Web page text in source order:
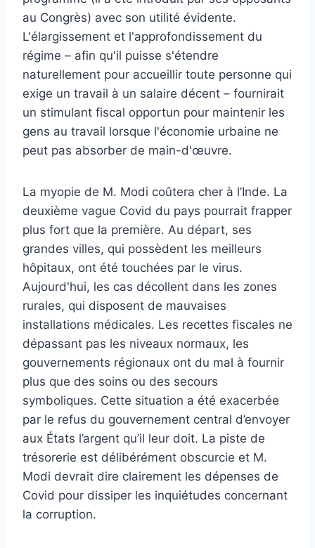
au Congrès) avec son utilité évidente.
L'élargissement et l'approfondissement du
régime – afin qu'il puisse s'étendre
naturellement pour accueillir toute personne qui
exige un travail à un salaire décent – fournirait
un stimulant fiscal opportun pour maintenir les
gens au travail lorsque l'économie urbaine ne
peut pas absorber de main-d'œuvre.
La myopie de M. Modi coûtera cher à l’Inde. La
deuxième vague Covid du pays pourrait frapper
plus fort que la première. Au départ, ses
grandes villes, qui possèdent les meilleurs
hôpitaux, ont été touchées par le virus.
Aujourd'hui, les cas décollent dans les zones
rurales, qui disposent de mauvaises
installations médicales. Les recettes fiscales ne
dépassant pas les niveaux normaux, les
gouvernements régionaux ont du mal à fournir
plus que des soins ou des secours
symboliques. Cette situation a été exacerbée
par le refus du gouvernement central d’envoyer
aux États l’argent qu’il leur doit. La piste de
trésorerie est délibérément obscurcie et M.
Modi devrait dire clairement les dépenses de
Covid pour dissiper les inquiétudes concernant
la corruption.